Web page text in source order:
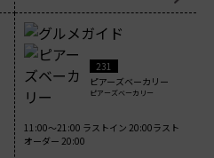
231
ピアーズベーカリー
ピアーズベーカリー
11:00～21:00 ラストイン 20:00ラスト
オーダー 20:00